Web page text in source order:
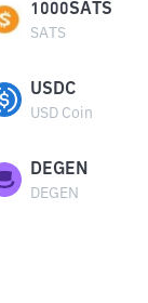
1000SATS
SATS
USDC
USD Coin
DEGEN
DEGEN